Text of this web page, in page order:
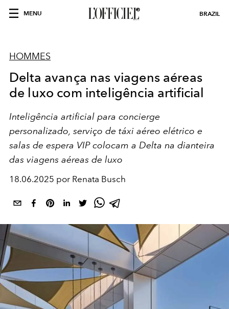
MENU BRAZIL
HOMMES
Delta avança nas viagens aéreas
de luxo com inteligência artificial
Inteligência artificial para concierge
personalizado, serviço de táxi aéreo elétrico e
salas de espera VIP colocam a Delta na dianteira
das viagens aéreas de luxo
18.06.2025 por Renata Busch